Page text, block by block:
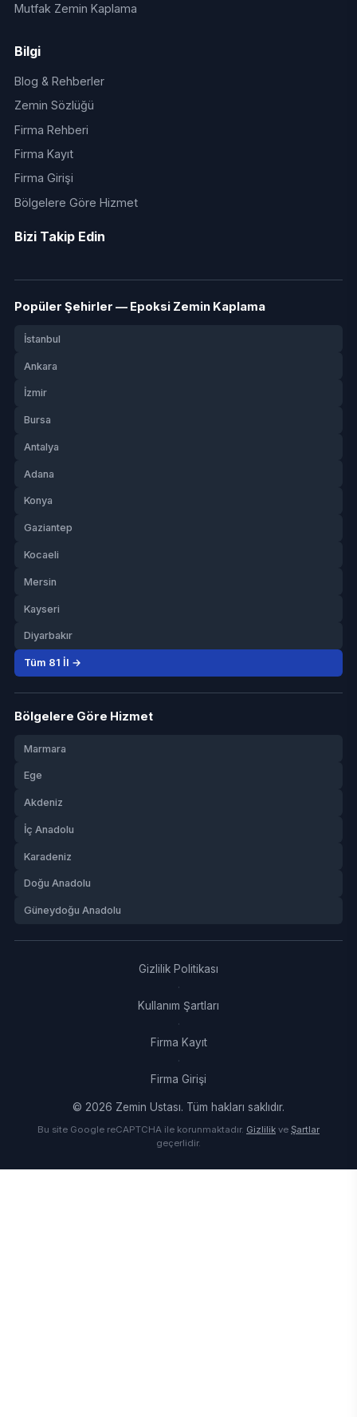
Mutfak Zemin Kaplama
Bilgi
Blog & Rehberler
Zemin Sözlüğü
Firma Rehberi
Firma Kayıt
Firma Girişi
Bölgelere Göre Hizmet
Bizi Takip Edin
Popüler Şehirler — Epoksi Zemin Kaplama
İstanbul
Ankara
İzmir
Bursa
Antalya
Adana
Konya
Gaziantep
Kocaeli
Mersin
Kayseri
Diyarbakır
Tüm 81 İl →
Bölgelere Göre Hizmet
Marmara
Ege
Akdeniz
İç Anadolu
Karadeniz
Doğu Anadolu
Güneydoğu Anadolu
Gizlilik Politikası
·
Kullanım Şartları
·
Firma Kayıt
·
Firma Girişi
© 2026 Zemin Ustası. Tüm hakları saklıdır.
Bu site Google reCAPTCHA ile korunmaktadır. Gizlilik ve Şartlar
geçerlidir.